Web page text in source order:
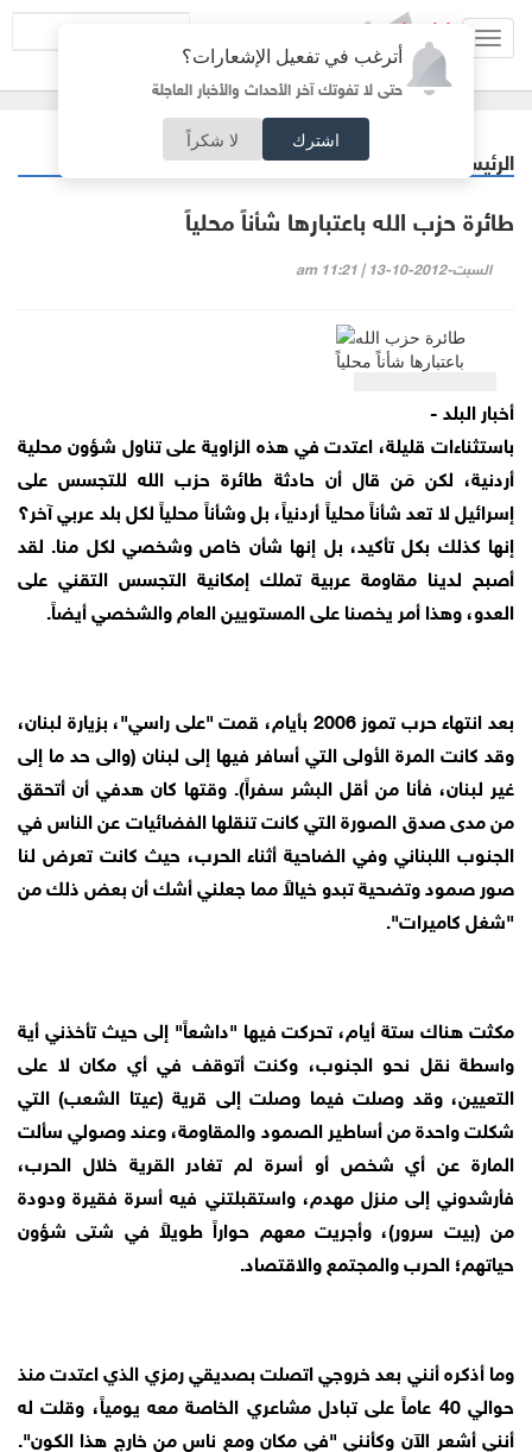
أترغب في تفعيل الإشعارات؟
حتى لا تفوتك آخر الأحداث والأخبار العاجلة
اشترك لا شكراً
الرئيسية مقالات مختارة
طائرة حزب الله باعتبارها شأناً محلياً
السبت-2012-10-13 | 11:21 am
أخبار البلد -
باستثناءات قليلة، اعتدت في هذه الزاوية على تناول شؤون محلية
أردنية، لكن مَن قال أن حادثة طائرة حزب الله للتجسس على
إسرائيل لا تعد شأناً محلياً أردنياً، بل وشأناً محلياً لكل بلد عربي آخر؟
إنها كذلك بكل تأكيد، بل إنها شأن خاص وشخصي لكل منا. لقد
أصبح لدينا مقاومة عربية تملك إمكانية التجسس التقني على
العدو، وهذا أمر يخصنا على المستويين العام والشخصي أيضاً.
بعد انتهاء حرب تموز 2006 بأيام، قمت "على راسي"، بزيارة لبنان،
وقد كانت المرة الأولى التي أسافر فيها إلى لبنان (والى حد ما إلى
غير لبنان، فأنا من أقل البشر سفراً). وقتها كان هدفي أن أتحقق
من مدى صدق الصورة التي كانت تنقلها الفضائيات عن الناس في
الجنوب اللبناني وفي الضاحية أثناء الحرب، حيث كانت تعرض لنا
صور صمود وتضحية تبدو خيالاً مما جعلني أشك أن بعض ذلك من
"شغل كاميرات".
مكثت هناك ستة أيام، تحركت فيها "داشعاً" إلى حيث تأخذني أية
واسطة نقل نحو الجنوب، وكنت أتوقف في أي مكان لا على
التعيين، وقد وصلت فيما وصلت إلى قرية (عيتا الشعب) التي
شكلت واحدة من أساطير الصمود والمقاومة، وعند وصولي سألت
المارة عن أي شخص أو أسرة لم تغادر القرية خلال الحرب،
فأرشدوني إلى منزل مهدم، واستقبلتني فيه أسرة فقيرة ودودة
من (بيت سرور)، وأجريت معهم حواراً طويلاً في شتى شؤون
حياتهم؛ الحرب والمجتمع والاقتصاد.
وما أذكره أنني بعد خروجي اتصلت بصديقي رمزي الذي اعتدت منذ
حوالي 40 عاماً على تبادل مشاعري الخاصة معه يومياً، وقلت له
أنني أشعر الآن وكأنني "في مكان ومع ناس من خارج هذا الكون".